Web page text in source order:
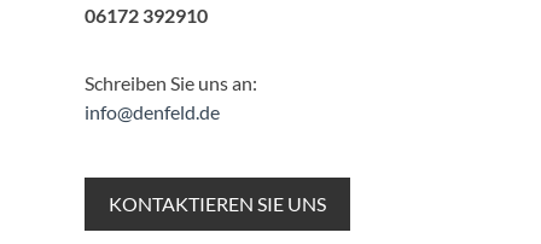
06172 392910
Schreiben Sie uns an:
info@denfeld.de
KONTAKTIEREN SIE UNS